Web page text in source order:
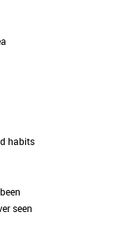
habits
seen